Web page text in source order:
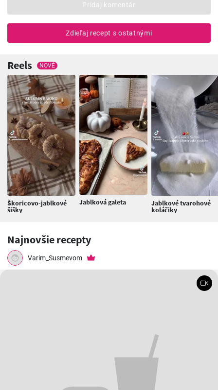
Pridaj komentár
Zdieľaj recept s ostatnými
Reels NOVÉ
Škoricovo-jablkové
šišky
Jablková galeta Jablkové tvarohové
koláčiky
Najnovšie recepty
Varim_Susmevom